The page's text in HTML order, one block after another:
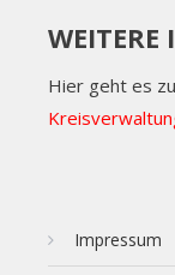
Hier geht es
Impressum